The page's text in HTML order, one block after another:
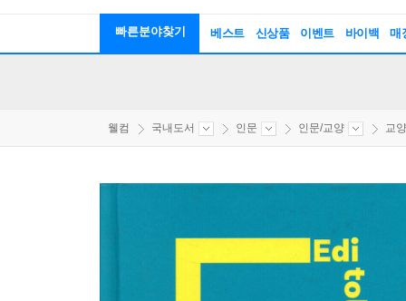
빠른분야찾기 베스트 신상품 이벤트 바이백 매
웰컴 국내도서 인문 인문/교양 교